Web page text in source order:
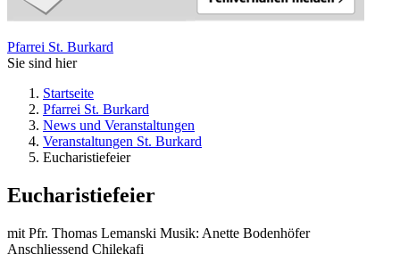
Pfarrei St. Burkard
Sie sind hier
Startseite
Pfarrei St. Burkard
News und Veranstaltungen
Veranstaltungen St. Burkard
Eucharistiefeier
Eucharistiefeier
mit Pfr. Thomas Lemanski Musik: Anette Bodenhöfer
Anschliessend Chilekafi